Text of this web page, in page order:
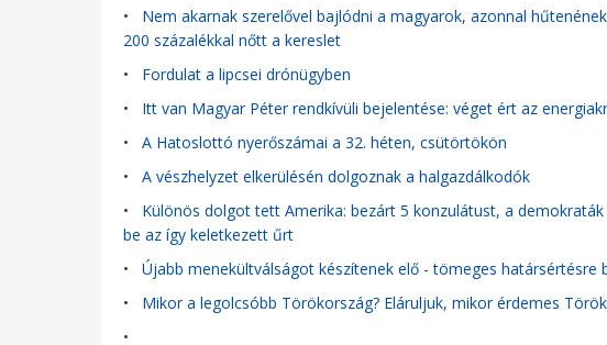
• Nem akarnak szerelővel bajlódni a magyarok, azonnal
200 százalékkal nőtt a kereslet
• Fordulat a lipcsei drónügyben
• Itt van Magyar Péter rendkívüli bejelentése: véget ért az
• A Hatoslottó nyerőszámai a 32. héten, csütörtökön
• A vészhelyzet elkerülésén dolgoznak a halgazdálkodók
• Különös dolgot tett Amerika: bezárt 5 konzulátust, a
be az így keletkezett űrt
• Újabb menekültválságot készítenek elő - tömeges
• Mikor a legolcsóbb Törökország? Eláruljuk, mikor érdemes
•